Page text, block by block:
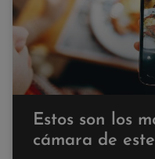
Estos son los
cámara de